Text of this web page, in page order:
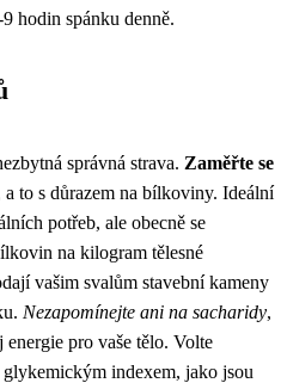
hodin spánku denně.
správná strava. Zaměřte se
a to s důrazem na bílkoviny. Ideální
potřeb, ale obecně se
na kilogram tělesné
vašim svalům stavební kameny
Nezapomínejte ani na sacharidy,
pro vaše tělo. Volte
indexem, jako jsou